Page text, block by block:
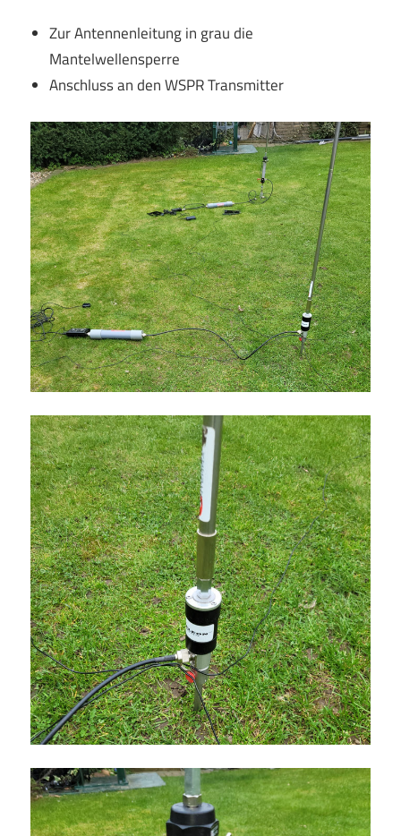
Zur Antennenleitung in grau die
Mantelwellensperre
Anschluss an den WSPR Transmitter